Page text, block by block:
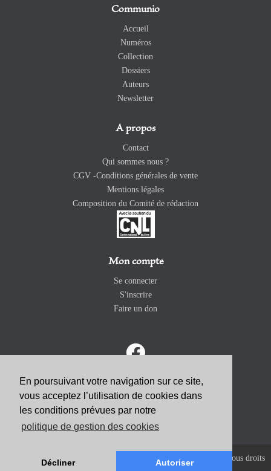
En poursuivant votre navigation sur ce site,
vous acceptez l’utilisation de cookies dans
les conditions prévues par notre
politique de gestion des cookies
Décliner Autoriser
Communio
Accueil
Numéros
Collection
Dossiers
Auteurs
Newsletter
A propos
Contact
Qui sommes nous ?
CGV -Conditions générales de vente
Mentions légales
Composition du Comité de rédaction
Mon compte
Se connecter
S'inscrire
Faire un don
ABONNEZ-VOUS
Copyright 2026 Revue Catholique Internationale COMMUNIO. Tous droits